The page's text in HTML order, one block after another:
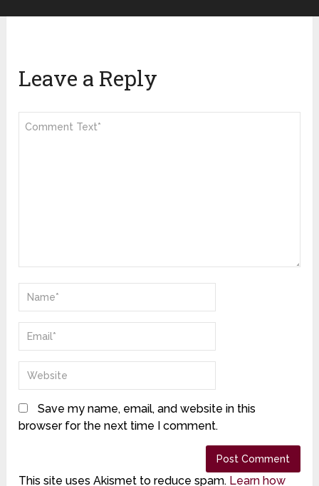
Leave a Reply
Save my name, email, and website in this
browser for the next time I comment.
This site uses Akismet to reduce spam. Learn how